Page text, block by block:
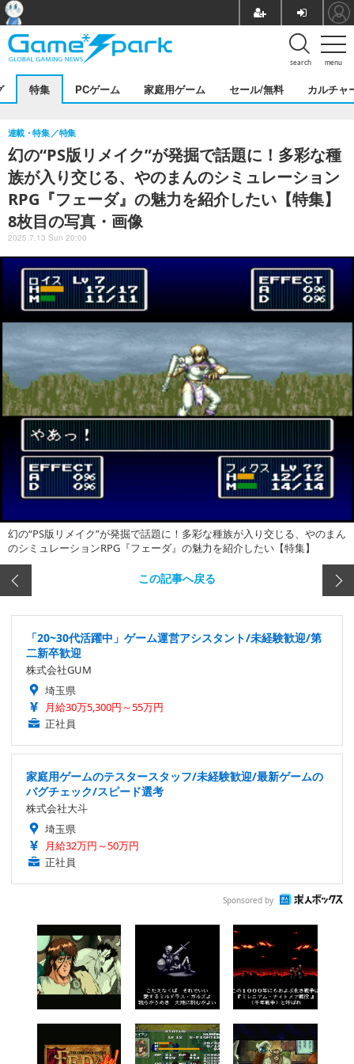
menu
search
特集 PCゲーム 家庭用ゲーム セール/無料 カルチャ
幻の“PS版リメイク”が発掘で話題に！多彩な種
族が入り交じる、やのまんのシミュレーション
RPG『フェーダ』の魅力を紹介したい【特集】
8枚目の写真・画像
連載・特集 特集
2025.7.13 Sun 20:00
幻の“PS版リメイク”が発掘で話題に！多彩な種族が入り交じる、やのまん
のシミュレーションRPG『フェーダ』の魅力を紹介したい【特集】
この記事へ戻る
「20~30代活躍中」ゲーム運営アシスタント/未経験歓迎/第
二新卒歓迎
株式会社GUM
埼玉県
月給30万5,300円～55万円
正社員
家庭用ゲームのテスタースタッフ/未経験歓迎/最新ゲームの
バグチェック/スピード選考
株式会社大斗
埼玉県
月給32万円～50万円
正社員
Sponsored by